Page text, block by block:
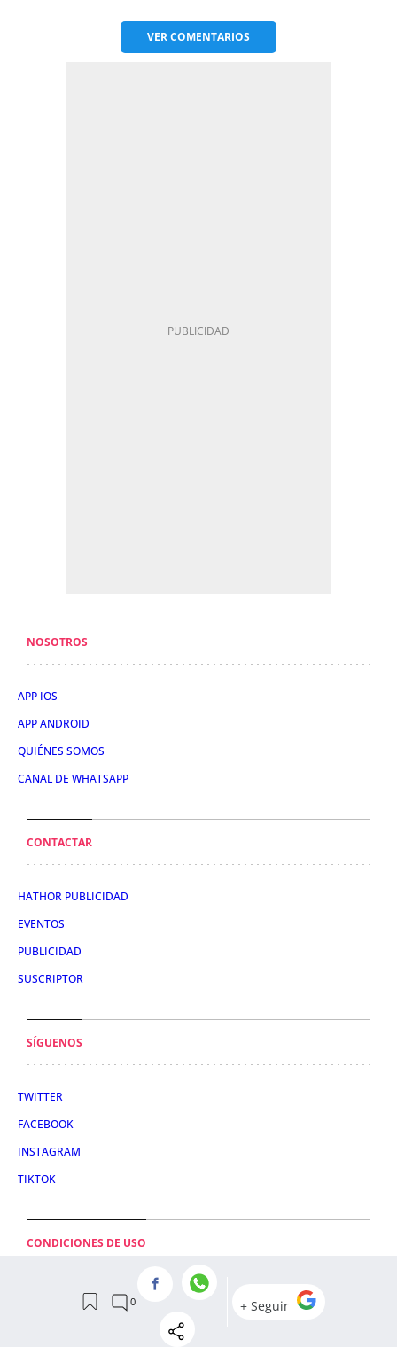
VERCOMENTARIOS
NOSOTROS
APP IOS
APP ANDROID
QUIÉNES SOMOS
CANAL DE WHATSAPP
CONTACTAR
HATHOR PUBLICIDAD
EVENTOS
PUBLICIDAD
SUSCRIPTOR
SÍGUENOS
TWITTER
FACEBOOK
INSTAGRAM
TIKTOK
CONDICIONES DE USO
AVISO LEGAL